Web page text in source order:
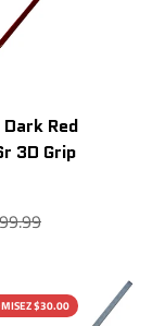
Red
3D Grip
$30.00